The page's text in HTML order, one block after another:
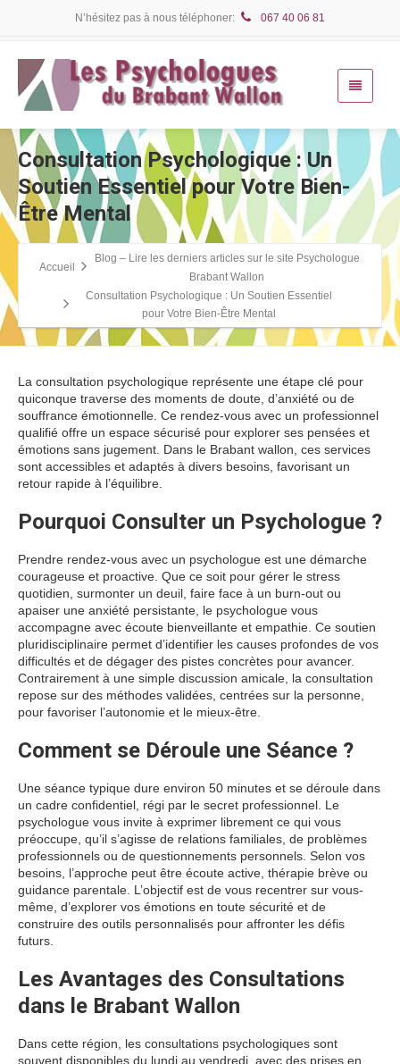
N’hésitez pas à nous téléphoner: 067 40 06 81
Consultation Psychologique : Un
Soutien Essentiel pour Votre Bien-
Être Mental
Accueil
Blog – Lire les derniers articles sur le site Psychologue
Brabant Wallon
Consultation Psychologique : Un Soutien Essentiel
pour Votre Bien-Être Mental
La consultation psychologique représente une étape clé pour
quiconque traverse des moments de doute, d’anxiété ou de
souffrance émotionnelle. Ce rendez-vous avec un professionnel
qualifié offre un espace sécurisé pour explorer ses pensées et
émotions sans jugement. Dans le Brabant wallon, ces services
sont accessibles et adaptés à divers besoins, favorisant un
retour rapide à l’équilibre.
Pourquoi Consulter un Psychologue ?
Prendre rendez-vous avec un psychologue est une démarche
courageuse et proactive. Que ce soit pour gérer le stress
quotidien, surmonter un deuil, faire face à un burn-out ou
apaiser une anxiété persistante, le psychologue vous
accompagne avec écoute bienveillante et empathie. Ce soutien
pluridisciplinaire permet d’identifier les causes profondes de vos
difficultés et de dégager des pistes concrètes pour avancer.
Contrairement à une simple discussion amicale, la consultation
repose sur des méthodes validées, centrées sur la personne,
pour favoriser l’autonomie et le mieux-être.
Comment se Déroule une Séance ?
Une séance typique dure environ 50 minutes et se déroule dans
un cadre confidentiel, régi par le secret professionnel. Le
psychologue vous invite à exprimer librement ce qui vous
préoccupe, qu’il s’agisse de relations familiales, de problèmes
professionnels ou de questionnements personnels. Selon vos
besoins, l’approche peut être écoute active, thérapie brève ou
guidance parentale. L’objectif est de vous recentrer sur vous-
même, d’explorer vos émotions en toute sécurité et de
construire des outils personnalisés pour affronter les défis
futurs.
Les Avantages des Consultations
dans le Brabant Wallon
Dans cette région, les consultations psychologiques sont
souvent disponibles du lundi au vendredi, avec des prises en